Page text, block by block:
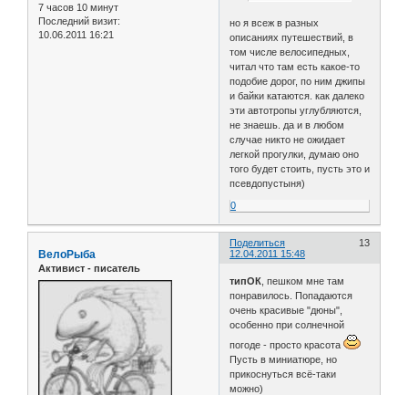
7 часов 10 минут
Последний визит:
10.06.2011 16:21
но я всеж в разных
описаниях путешествий, в
том числе велосипедных,
читал что там есть какое-то
подобие дорог, по ним джипы
и байки катаются. как далеко
эти автотропы углубляются,
не знаешь. да и в любом
случае никто не ожидает
легкой прогулки, думаю оно
того будет стоить, пусть это и
псевдопустыня)
0
Поделиться
13
12.04.2011 15:48
ВелоРыба
Активист - писатель
типОК , пешком мне там
понравилось. Попадаются
очень красивые "дюны",
особенно при солнечной
погоде - просто красота
Пусть в миниатюре, но
прикоснуться всё-таки
можно)